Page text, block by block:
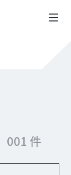
001 件